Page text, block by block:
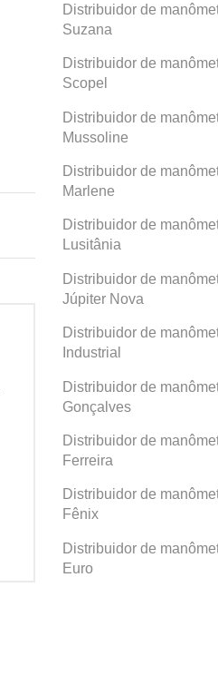
Distribuidor de
Prosperidade
Se você busca por
manômetros WIKA
veio ao lugar certo! Desde
Agatec do Brasil vem...
Continue Lendo...
Distribuidor de
Suzana
Distribuidor de
Scopel
Distribuidor de
Mussoline
Distribuidor de
Marlene
Distribuidor de
Lusitânia
Distribuidor de
Júpiter Nova
Distribuidor de
Industrial
Distribuidor de
Gonçalves
Distribuidor de
Ferreira
Distribuidor de
Fênix
Distribuidor de
Euro